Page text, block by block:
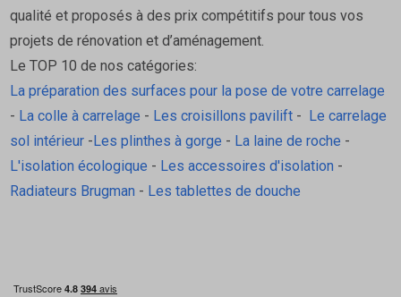
qualité et proposés à des prix compétitifs pour tous vos
projets de rénovation et d’aménagement.
Le TOP 10 de nos catégories:
La préparation des surfaces pour la pose de votre carrelage
- La colle à carrelage - Les croisillons pavilift- Le carrelage
sol intérieur-Les plinthes à gorge - La laine de roche -
L'isolation écologique - Les accessoires d'isolation -
Radiateurs Brugman - Les tablettes de douche